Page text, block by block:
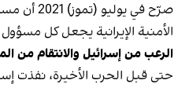
صرّح في
الأمنية الإيرانية يجعل كل
الرعب من إسرائيل والانتقام من
حتى قبل الحرب الأخيرة، نفذت